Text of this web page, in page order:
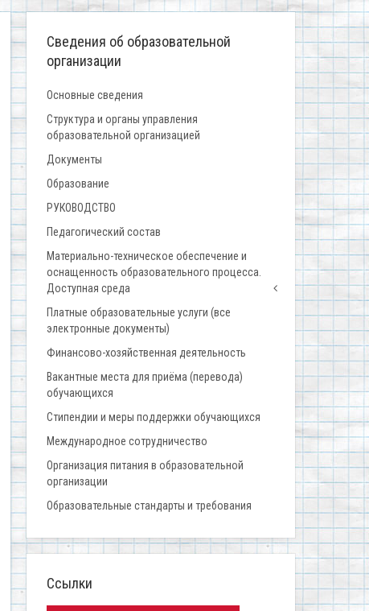
Сведения об образовательной
организации
Основные сведения
Структура и органы управления
образовательной организацией
Документы
Образование
РУКОВОДСТВО
Педагогический состав
Материально-техническое обеспечение и
оснащенность образовательного процесса.
Доступная среда
Платные образовательные услуги (все
электронные документы)
Финансово-хозяйственная деятельность
Вакантные места для приёма (перевода)
обучающихся
Стипендии и меры поддержки обучающихся
Международное сотрудничество
Организация питания в образовательной
организации
Образовательные стандарты и требования
Ссылки